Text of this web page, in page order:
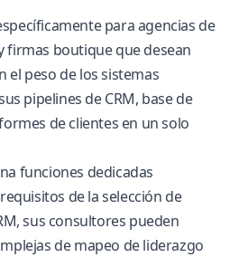
para agencias de
firmas boutique que desean
el peso de los sistemas
pipelines de CRM, base de
de clientes en un solo
funciones dedicadas
de la selección de
sus consultores pueden
de mapeo de liderazgo